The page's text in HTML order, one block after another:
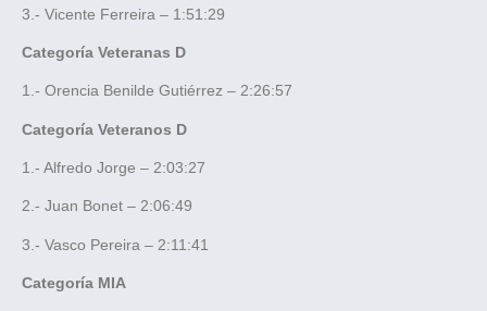
3.- Vicente Ferreira – 1:51:29
Categoría Veteranas D
1.- Orencia Benilde Gutiérrez – 2:26:57
Categoría Veteranos D
1.- Alfredo Jorge – 2:03:27
2.- Juan Bonet – 2:06:49
3.- Vasco Pereira – 2:11:41
Categoría MIA